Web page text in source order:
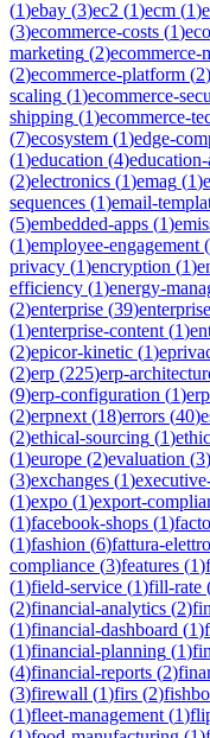
(1)ebay (3)ec2 (1)ecm (1)
(3)ecommerce-costs (1)
marketing (2)ecommerce-
(2)ecommerce-platform (2)
scaling (1)ecommerce-
shipping (1)ecommerce-
(7)ecosystem (1)edge-
(1)education (4)
(2)electronics (1)emag (1)
sequences (1)email-
(5)embedded-apps (1)
(1)employee-engagement (
privacy (1)encryption (1)
efficiency (1)energy-
(2)enterprise (39)
(1)enterprise-content (1)
(2)epicor-kinetic (1)
(2)erp (225)erp-
(9)erp-configuration (1)
(2)erpnext (18)errors (40)
(2)ethical-sourcing (1)
(1)europe (2)evaluation (3)
(3)exchanges (1)
(1)expo (1)export-
(1)facebook-shops (1)
(1)fashion (6)fattura-
compliance (3)features (1)
(1)field-service (1)fill-rate
(2)financial-analytics (2)
(1)financial-dashboard (1)
(1)financial-planning (1)
(4)financial-reports (2)
(3)firewall (1)firs (2)
(1)fleet-management (1)